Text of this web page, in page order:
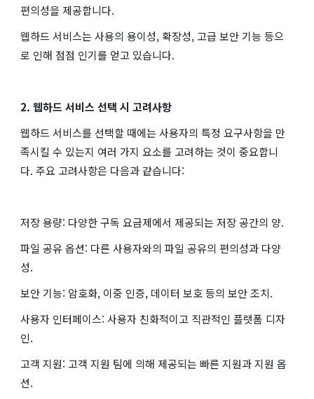
편의성을 제공합니다.
웹하드 서비스는 사용의 용이성, 확장성, 고급 보안 기능 등으
로 인해 점점 인기를 얻고 있습니다.
2. 웹하드 서비스 선택 시 고려사항
웹하드 서비스를 선택할 때에는 사용자의 특정 요구사항을 만
족시킬 수 있는지 여러 가지 요소를 고려하는 것이 중요합니
다. 주요 고려사항은 다음과 같습니다:
저장 용량: 다양한 구독 요금제에서 제공되는 저장 공간의 양.
파일 공유 옵션: 다른 사용자와의 파일 공유의 편의성과 다양
성.
보안 기능: 암호화, 이중 인증, 데이터 보호 등의 보안 조치.
사용자 인터페이스: 사용자 친화적이고 직관적인 플랫폼 디자
인.
고객 지원: 고객 지원 팀에 의해 제공되는 빠른 지원과 지원 옵
션.